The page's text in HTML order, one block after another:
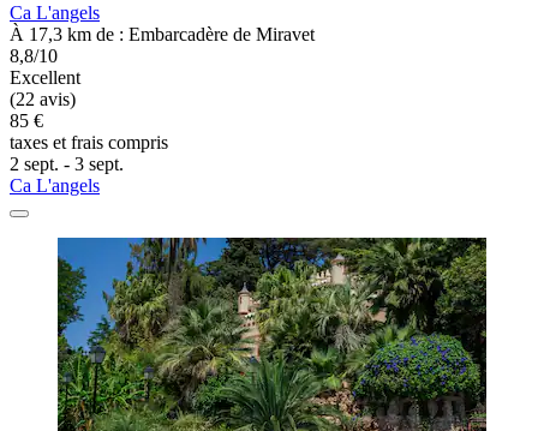
Ca L'angels
À 17,3 km de : Embarcadère de Miravet
8,8/10
Excellent
(22 avis)
85 €
taxes et frais compris
2 sept. - 3 sept.
Ca L'angels